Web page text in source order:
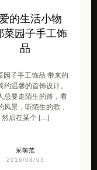
的生活小物
菜园子手工饰
品
园子手工饰品 带来的
约温馨的首饰设计。
总要走陌生的路，看
风景，听陌生的歌，
然后在某个 […]
呆萌范
2016/08/03